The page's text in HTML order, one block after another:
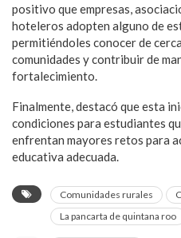
positivo que empresas,
hoteleros adopten alguno de
permitiéndoles conocer de
comunidades y contribuir de
fortalecimiento.
Finalmente, destacó que esta
condiciones para estudiantes
enfrentan mayores retos para
educativa adecuada.
Comunidades rurales
La pancarta de quintana roo